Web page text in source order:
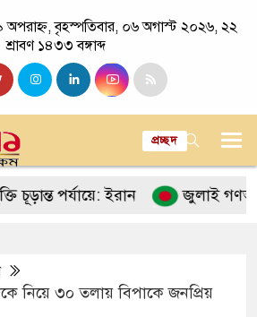
বৃহস্পতিবার, ০৬ অগাস্ট ২০২৬, ২২
শ্রাবণ ১৪৩৩ বঙ্গাব্দ
প্রচ্ছদ
ইরান জুলাই গণঅভ্যুত্থানের
নিয়ে ৩০ তলায় বিপাকে জনপ্রিয়